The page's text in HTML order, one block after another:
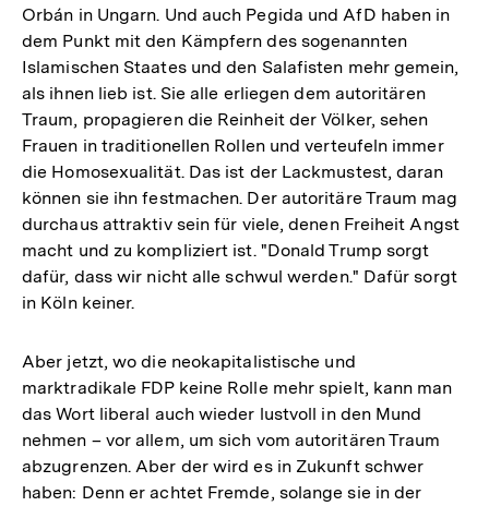
Orbán in Ungarn. Und auch Pegida und AfD haben in
dem Punkt mit den Kämpfern des sogenannten
Islamischen Staates und den Salafisten mehr gemein,
als ihnen lieb ist. Sie alle erliegen dem autoritären
Traum, propagieren die Reinheit der Völker, sehen
Frauen in traditionellen Rollen und verteufeln immer
die Homosexualität. Das ist der Lackmustest, daran
können sie ihn festmachen. Der autoritäre Traum mag
durchaus attraktiv sein für viele, denen Freiheit Angst
macht und zu kompliziert ist. "Donald Trump sorgt
dafür, dass wir nicht alle schwul werden." Dafür sorgt
in Köln keiner.
Aber jetzt, wo die neokapitalistische und
marktradikale FDP keine Rolle mehr spielt, kann man
das Wort liberal auch wieder lustvoll in den Mund
nehmen – vor allem, um sich vom autoritären Traum
abzugrenzen. Aber der wird es in Zukunft schwer
haben: Denn er achtet Fremde, solange sie in der